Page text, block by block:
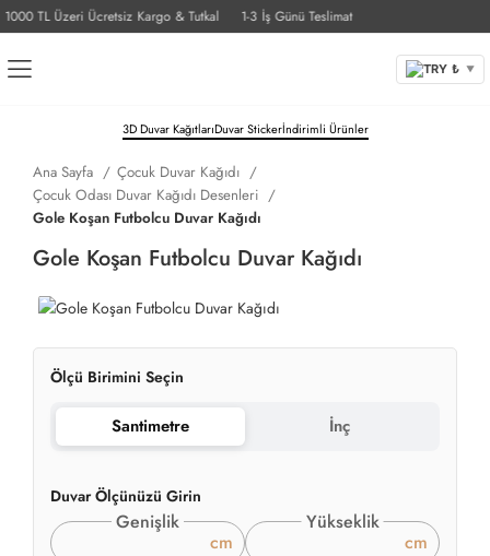
TL Üzeri Ücretsiz Kargo & Tutkal 1-3 İş Günü Teslimat
TRY ₺ ▼
3D Duvar KağıtlarıDuvar Stickerİndirimli Ürünler
Ana Sayfa
Çocuk Duvar Kağıdı
Çocuk Odası Duvar Kağıdı Desenleri
Gole Koşan Futbolcu Duvar Kağıdı
Gole Koşan Futbolcu Duvar Kağıdı
Ölçü Birimini Seçin
Santimetre İnç
Duvar Ölçünüzü Girin
Genişlik
cm
Yükseklik
cm